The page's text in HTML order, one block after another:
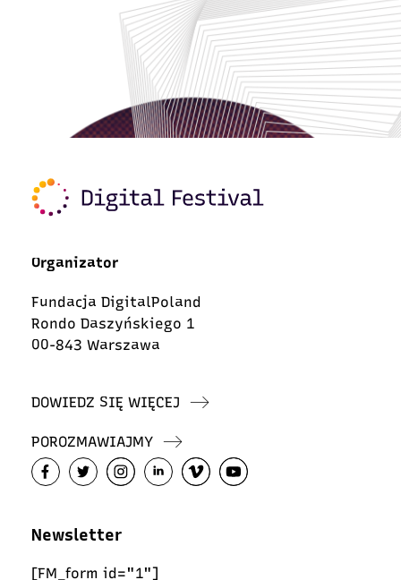
Organizator
Fundacja DigitalPoland
Rondo Daszyńskiego 1
00-843 Warszawa
DOWIEDZ SIĘ WIĘCEJ
POROZMAWIAJMY
Newsletter
[FM_form id="1"]